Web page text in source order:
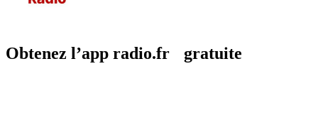
Obtenez l’app radio.fr gratuite